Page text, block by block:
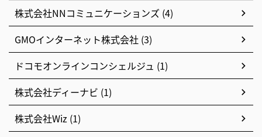
株式会社NNコミュニケーションズ (4)
GMOインターネット株式会社 (3)
ドコモオンラインコンシェルジュ (1)
株式会社ディーナビ (1)
株式会社Wiz (1)